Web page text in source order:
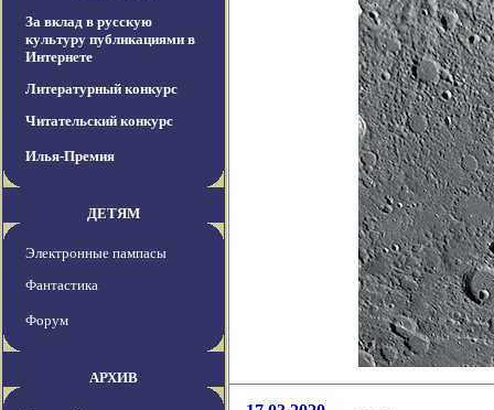
За вклад в русскую
культуру публикациями в
Интернете
Литературный конкурс
Читательский конкурс
Илья-Премия
ДЕТЯМ
Электронные пампасы
Фантастика
Форум
АРХИВ